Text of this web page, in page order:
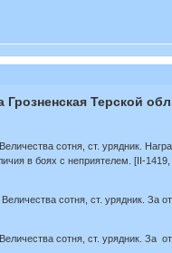
Терской
сотня, ст. урядник.
в боях с неприятелем. [II-
сотня, ст. урядник. За
сотня, ст. урядник. За